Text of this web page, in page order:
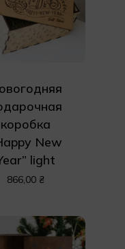
коробка
New
light
866,00 ₴